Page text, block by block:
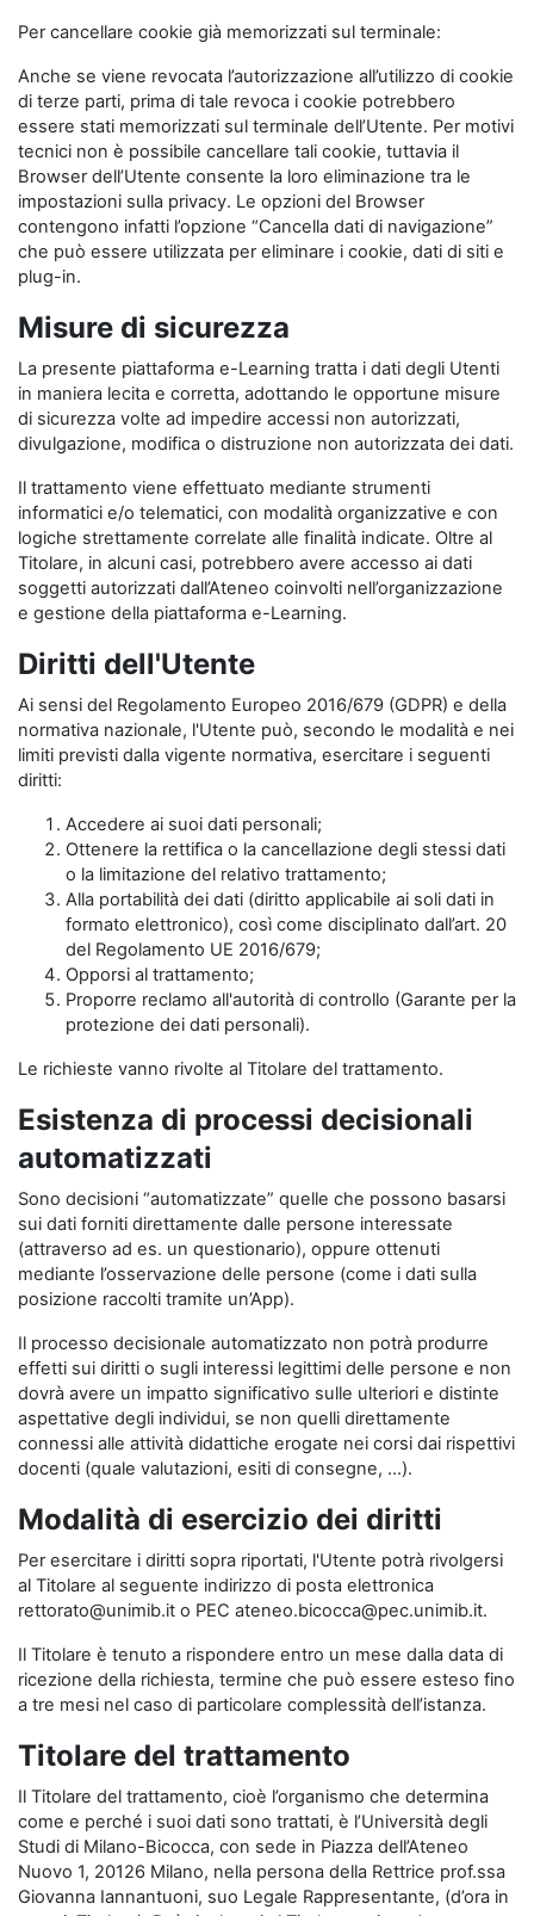
Per cancellare cookie già memorizzati sul terminale:
Anche se viene revocata l’autorizzazione all’utilizzo di cookie
di terze parti, prima di tale revoca i cookie potrebbero
essere stati memorizzati sul terminale dell’Utente. Per motivi
tecnici non è possibile cancellare tali cookie, tuttavia il
Browser dell’Utente consente la loro eliminazione tra le
impostazioni sulla privacy. Le opzioni del Browser
contengono infatti l’opzione “Cancella dati di navigazione”
che può essere utilizzata per eliminare i cookie, dati di siti e
plug-in.
Misure di sicurezza
La presente piattaforma e-Learning tratta i dati degli Utenti
in maniera lecita e corretta, adottando le opportune misure
di sicurezza volte ad impedire accessi non autorizzati,
divulgazione, modifica o distruzione non autorizzata dei dati.
Il trattamento viene effettuato mediante strumenti
informatici e/o telematici, con modalità organizzative e con
logiche strettamente correlate alle finalità indicate. Oltre al
Titolare, in alcuni casi, potrebbero avere accesso ai dati
soggetti autorizzati dall’Ateneo coinvolti nell’organizzazione
e gestione della piattaforma e-Learning.
Diritti dell'Utente
Ai sensi del Regolamento Europeo 2016/679 (GDPR) e della
normativa nazionale, l'Utente può, secondo le modalità e nei
limiti previsti dalla vigente normativa, esercitare i seguenti
diritti:
Accedere ai suoi dati personali;
Ottenere la rettifica o la cancellazione degli stessi dati
o la limitazione del relativo trattamento;
Alla portabilità dei dati (diritto applicabile ai soli dati in
formato elettronico), così come disciplinato dall’art. 20
del Regolamento UE 2016/679;
Opporsi al trattamento;
Proporre reclamo all'autorità di controllo (Garante per la
protezione dei dati personali).
Le richieste vanno rivolte al Titolare del trattamento.
Esistenza di processi decisionali
automatizzati
Sono decisioni “automatizzate” quelle che possono basarsi
sui dati forniti direttamente dalle persone interessate
(attraverso ad es. un questionario), oppure ottenuti
mediante l’osservazione delle persone (come i dati sulla
posizione raccolti tramite un’App).
Il processo decisionale automatizzato non potrà produrre
effetti sui diritti o sugli interessi legittimi delle persone e non
dovrà avere un impatto significativo sulle ulteriori e distinte
aspettative degli individui, se non quelli direttamente
connessi alle attività didattiche erogate nei corsi dai rispettivi
docenti (quale valutazioni, esiti di consegne, …).
Modalità di esercizio dei diritti
Per esercitare i diritti sopra riportati, l'Utente potrà rivolgersi
al Titolare al seguente indirizzo di posta elettronica
rettorato@unimib.it o PEC ateneo.bicocca@pec.unimib.it.
Il Titolare è tenuto a rispondere entro un mese dalla data di
ricezione della richiesta, termine che può essere esteso fino
a tre mesi nel caso di particolare complessità dell’istanza.
Titolare del trattamento
Il Titolare del trattamento, cioè l’organismo che determina
come e perché i suoi dati sono trattati, è l’Università degli
Studi di Milano-Bicocca, con sede in Piazza dell’Ateneo
Nuovo 1, 20126 Milano, nella persona della Rettrice prof.ssa
Giovanna Iannantuoni, suo Legale Rappresentante, (d’ora in